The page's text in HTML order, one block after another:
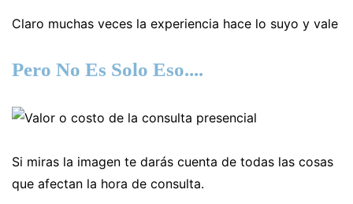
Claro muchas veces la experiencia hace lo suyo y vale
Pero No Es Solo Eso....
Si miras la imagen te darás cuenta de todas las cosas
que afectan la hora de consulta.